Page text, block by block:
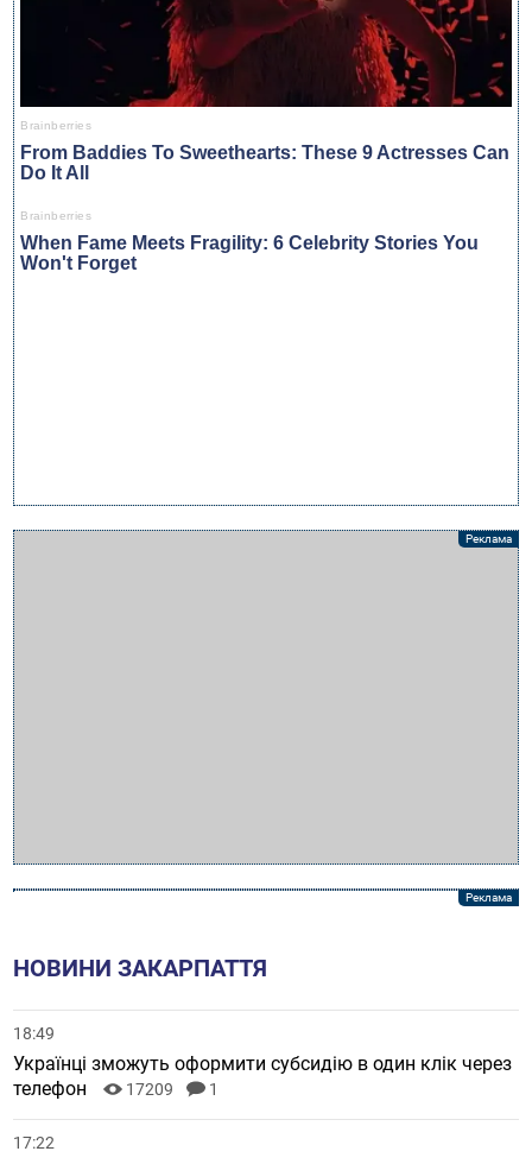
НОВИНИ ЗАКАРПАТТЯ
18:49
Українці зможуть оформити субсидію в один клік через
телефон
17209 1
17:22